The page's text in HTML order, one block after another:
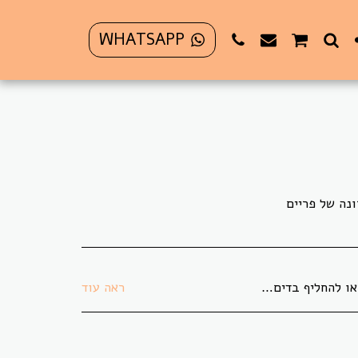
WHATSAPP
משבר הקורונה לא ניתן להחזיר או להחליף פריט כלשהו. ראה עוד